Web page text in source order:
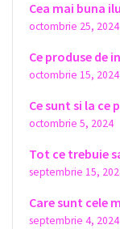
Cea mai buna
octombrie 25, 2024
Ce produse de
octombrie 15, 2024
Ce sunt si la ce
octombrie 5, 2024
Tot ce trebuie
septembrie 15,
Care sunt cele
septembrie 4, 2024